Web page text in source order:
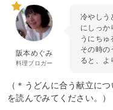
阪本めぐみ
料理ブロガー
冷やしう
にしっか
うにちゅ
その時の
ると、よ
（＊うどんに合う献立に
を読んでみてください。）